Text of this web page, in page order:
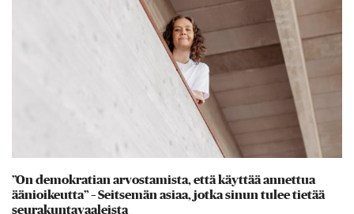
”On demokratian arvostamista, että käyttää annettua
äänioikeutta” – Seitsemän asiaa, jotka sinun tulee tietää
seurakuntavaaleista